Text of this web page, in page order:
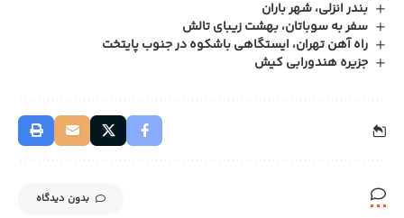
بندر انزلی، شهر باران
سفر به سوباتان، بهشت زیبای تالش
راه آهن تهران، ایستگاهی باشکوه در جنوب پایتخت
جزیره هندورابی کیش
بدون دیدگاه